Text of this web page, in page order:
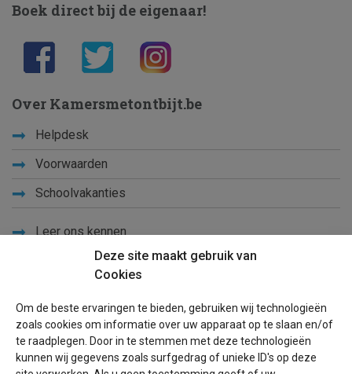
Deze site maakt gebruik van
Cookies
Om de beste ervaringen te bieden, gebruiken wij technologieën
zoals cookies om informatie over uw apparaat op te slaan en/of
te raadplegen. Door in te stemmen met deze technologieën
kunnen wij gegevens zoals surfgedrag of unieke ID's op deze
Boek direct bij de eigenaar!
Over Kamersmetontbijt.be
Helpdesk
Voorwaarden
Schoolvakanties
Leer ons kennen
Sitemap
Blog